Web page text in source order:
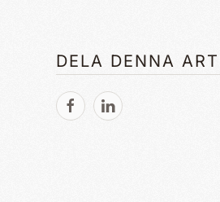
DELA DENNA